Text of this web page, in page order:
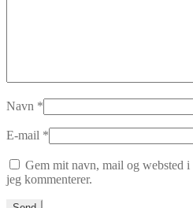
Navn *
E-mail *
Gem mit navn, mail og websted
jeg kommenterer.